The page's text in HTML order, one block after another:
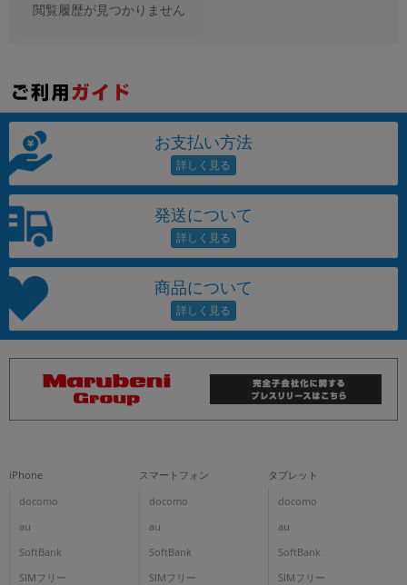
閲覧履歴が見つかりません
お支払い方法
発送について
商品について
iPhone
docomo
au
SoftBank
SIMフリー
スマートフォン
docomo
au
SoftBank
SIMフリー
タブレット
docomo
au
SoftBank
SIMフリー